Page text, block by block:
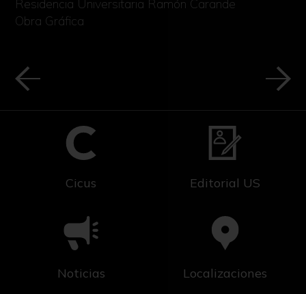
Residencia Universitaria Ramón Carande
Obra Gráfica
Cicus Editorial US
Noticias Localizaciones